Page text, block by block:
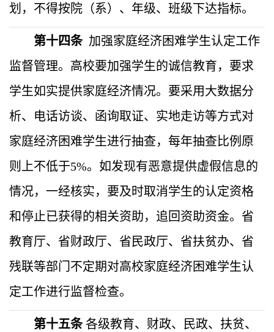
划，不得按院（系）、年级、班级下达指标。
第十四条 加强家庭经济困难学生认定工作
监督管理。高校要加强学生的诚信教育，要求
学生如实提供家庭经济情况。要采用大数据分
析、电话访谈、函询取证、实地走访等方式对
家庭经济困难学生进行抽查，每年抽查比例原
则上不低于5%。 如发现有恶意提供虚假信息的
情况，一经核实，要及时取消学生的认定资格
和停止已获得的相关资助，追回资助资金。省
教育厅、省财政厅、省民政厅、省扶贫办、省
残联等部门不定期对高校家庭经济困难学生认
定工作进行监督检查。
第十五条 各级教育、财政、民政、扶贫、